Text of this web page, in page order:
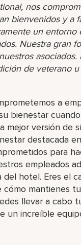
nos
bienvenidos y a
un
Nuestra gran
de veterano
a
bienestar
mejor versión de
destacada
para
empleados
hotel. Eres el
mantienes
llevar a cabo
un increíble​